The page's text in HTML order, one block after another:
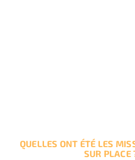
QUELLES ONT ÉTÉ LES
SUR PLACE